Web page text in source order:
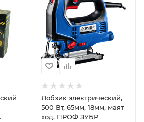
Лобзик электрический,
500 Вт, 65мм, 18мм, маят
ход, ПРОФ ЗУБР